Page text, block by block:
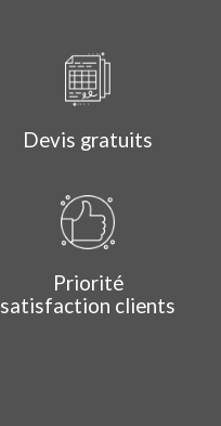
Devis gratuits
Priorité
satisfaction clients